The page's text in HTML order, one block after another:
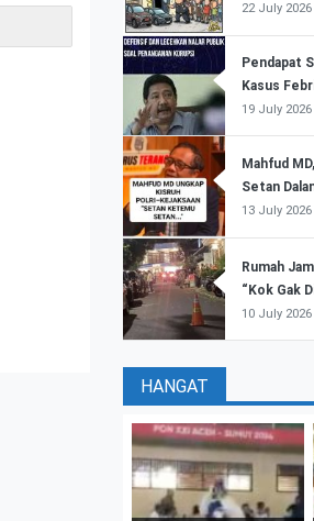
22 July 2026
Pendapat
Kasus
19 July 2026
Mahfud
Setan
13 July 2026
Rumah
“Kok Gak
10 July 2026
HANGAT